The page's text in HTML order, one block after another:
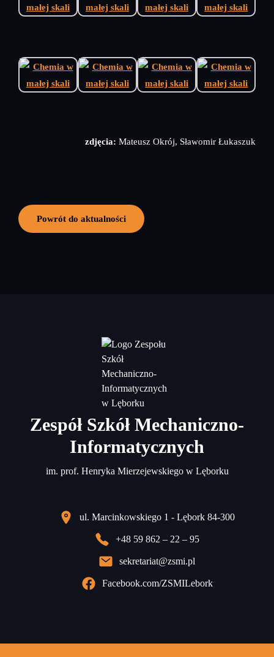
zdjęcia: Mateusz Okrój, Sławomir Łukaszuk
Powrót do aktualności
Zespół Szkół Mechaniczno-
Informatycznych
im. prof. Henryka Mierzejewskiego w Lęborku
ul. Marcinkowskiego 1 - Lębork 84-300
+48 59 862 – 22 – 95
sekretariat@zsmi.pl
Facebook.com/ZSMILebork